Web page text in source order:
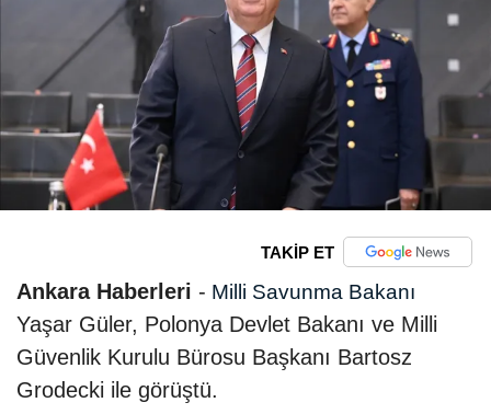
TAKİP ET
Ankara Haberleri - Milli Savunma Bakanı
Yaşar Güler, Polonya Devlet Bakanı ve Milli
Güvenlik Kurulu Bürosu Başkanı Bartosz
Grodecki ile görüştü.